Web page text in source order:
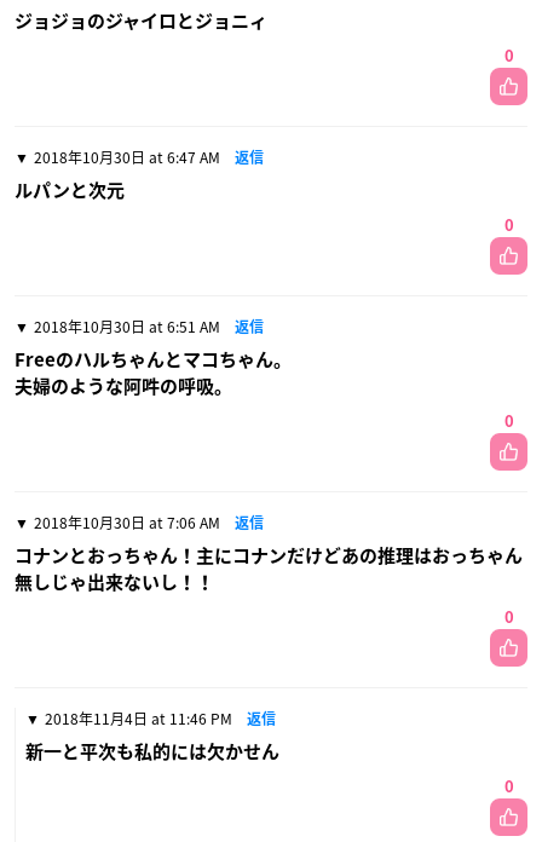
ジョジョのジャイロとジョニィ
0
2018年10月30日 at 6:47 AM 返信
ルパンと次元
0
2018年10月30日 at 6:51 AM 返信
Freeのハルちゃんとマコちゃん。
夫婦のような阿吽の呼吸。
0
2018年10月30日 at 7:06 AM 返信
コナンとおっちゃん！主にコナンだけどあの推理はおっちゃん
無しじゃ出来ないし！！
0
2018年11月4日 at 11:46 PM 返信
新一と平次も私的には欠かせん
0